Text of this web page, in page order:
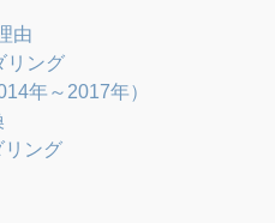
由
リング
年～2017年）
リング